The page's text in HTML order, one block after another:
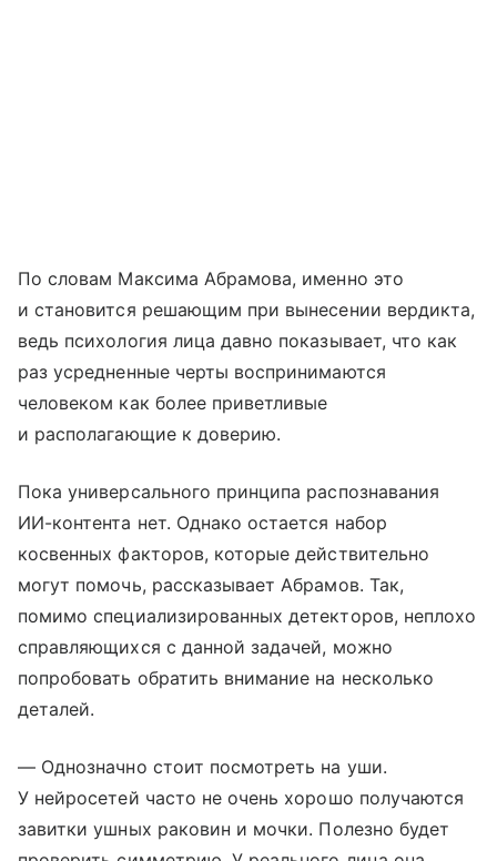
По словам Максима Абрамова, именно это
и становится решающим при вынесении вердикта,
ведь психология лица давно показывает, что как
раз усредненные черты воспринимаются
человеком как более приветливые
и располагающие к доверию.
Пока универсального принципа распознавания
ИИ-контента нет. Однако остается набор
косвенных факторов, которые действительно
могут помочь, рассказывает Абрамов. Так,
помимо специализированных детекторов, неплохо
справляющихся с данной задачей, можно
попробовать обратить внимание на несколько
деталей.
— Однозначно стоит посмотреть на уши.
У нейросетей часто не очень хорошо получаются
завитки ушных раковин и мочки. Полезно будет